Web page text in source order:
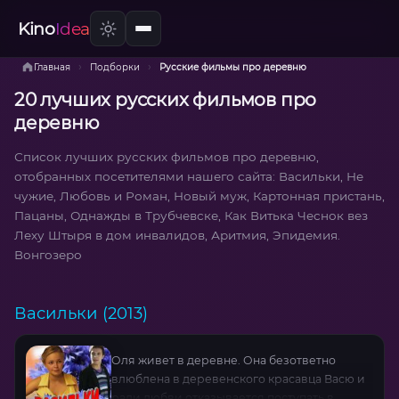
KinoIdea
Главная › Подборки › Русские фильмы про деревню
20 лучших русских фильмов про
деревню
Список лучших русских фильмов про деревню,
отобранных посетителями нашего сайта: Васильки, Не
чужие, Любовь и Роман, Новый муж, Картонная пристань,
Пацаны, Однажды в Трубчевске, Как Витька Чеснок вез
Леху Штыря в дом инвалидов, Аритмия, Эпидемия.
Вонгозеро
Васильки (2013)
Оля живет в деревне. Она безответно
влюблена в деревенского красавца Васю и